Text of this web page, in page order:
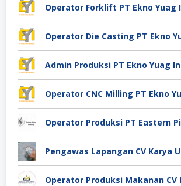
Admin Produksi PT Ekno Yuag